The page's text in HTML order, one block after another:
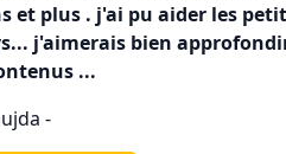
et plus . j'ai pu aider les
j'aimerais bien
...
-